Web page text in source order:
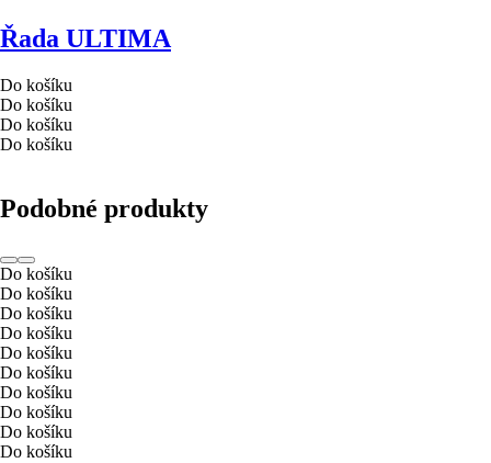
Řada ULTIMA
Do košíku
Do košíku
Do košíku
Do košíku
Podobné produkty
Do košíku
Do košíku
Do košíku
Do košíku
Do košíku
Do košíku
Do košíku
Do košíku
Do košíku
Do košíku